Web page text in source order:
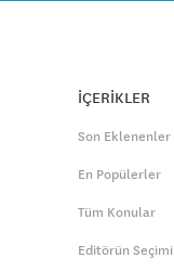
İÇERİKLER
Son Eklenenler
En Popülerler
Tüm Konular
Editörün Seçimi